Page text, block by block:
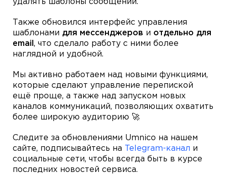
удалять шаблоны сообщений.
Также обновился интерфейс управления
шаблонами для мессенджеров и отдельно для
email , что сделало работу с ними более
наглядной и удобной.
Мы активно работаем над новыми функциями,
которые сделают управление перепиской
ещё проще, а также над запуском новых
каналов коммуникаций, позволяющих охватить
более широкую аудиторию 🚀
Следите за обновлениями Umnico на нашем
сайте, подписывайтесь на
Telegram-канал и
социальные сети, чтобы всегда быть в курсе
последних новостей сервиса.